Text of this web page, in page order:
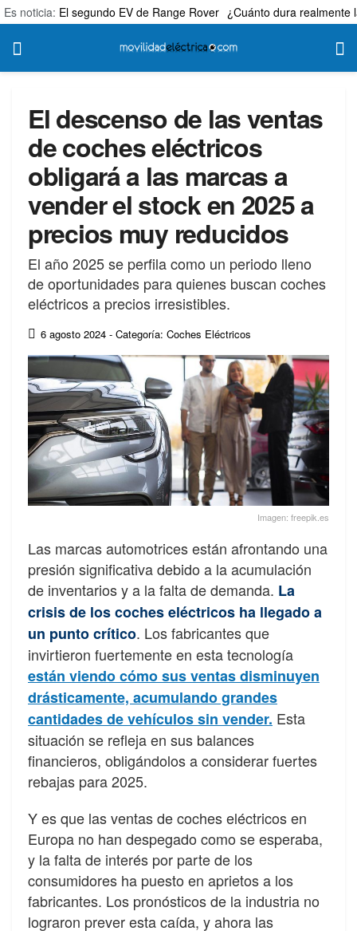
Es noticia: El segundo EV de Range Rover ¿Cuánto dura realmente
El descenso de las ventas
de coches eléctricos
obligará a las marcas a
vender el stock en 2025 a
precios muy reducidos
El año 2025 se perfila como un periodo lleno
de oportunidades para quienes buscan coches
eléctricos a precios irresistibles.
6 agosto 2024 - Categoría: Coches Eléctricos
Imagen: freepik.es
Las marcas automotrices están afrontando una
presión significativa debido a la acumulación
de inventarios y a la falta de demanda. La
crisis de los coches eléctricos ha llegado a
un punto crítico. Los fabricantes que
invirtieron fuertemente en esta tecnología
están viendo cómo sus ventas disminuyen
drásticamente, acumulando grandes
cantidades de vehículos sin vender. Esta
situación se refleja en sus balances
financieros, obligándolos a considerar fuertes
rebajas para 2025.
Y es que las ventas de coches eléctricos en
Europa no han despegado como se esperaba,
y la falta de interés por parte de los
consumidores ha puesto en aprietos a los
fabricantes. Los pronósticos de la industria no
lograron prever esta caída, y ahora las